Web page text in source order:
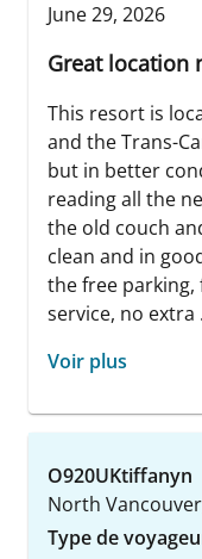
June 29, 2026
Great location
This resort is
and the Trans-
but in better
reading all the
the old couch
clean and in
the free parking,
service, no extra
Voir plus
O920UKtiffanyn
North
Type de